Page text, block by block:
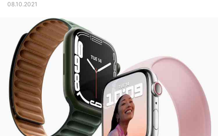
08.10.2021